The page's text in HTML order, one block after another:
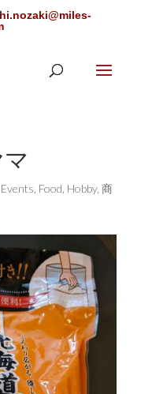
Events Food Hobby, 商